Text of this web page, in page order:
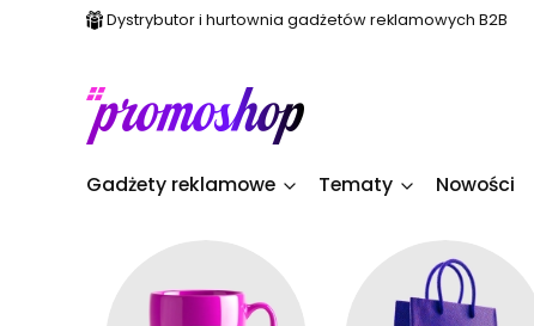
Dystrybutor i hurtownia gadżetów reklamowych B2B
Gadżety reklamowe Tematy Nowości